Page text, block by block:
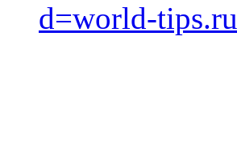
d=world-tips.ru